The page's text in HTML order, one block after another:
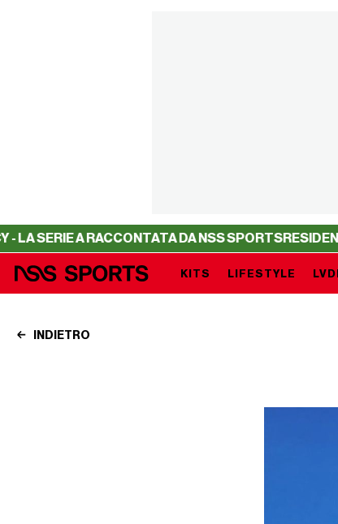
A RACCONTATA DA NSS SPORTSRESIDENCY -
KITS LIFESTYLE
INDIETRO